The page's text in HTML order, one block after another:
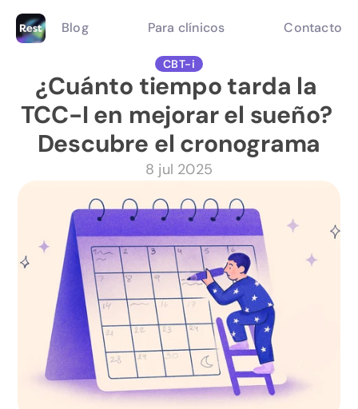
Blog Para clínicos Contacto
CBT-i
¿Cuánto tiempo tarda la
TCC-I en mejorar el sueño?
Descubre el cronograma
8 jul 2025